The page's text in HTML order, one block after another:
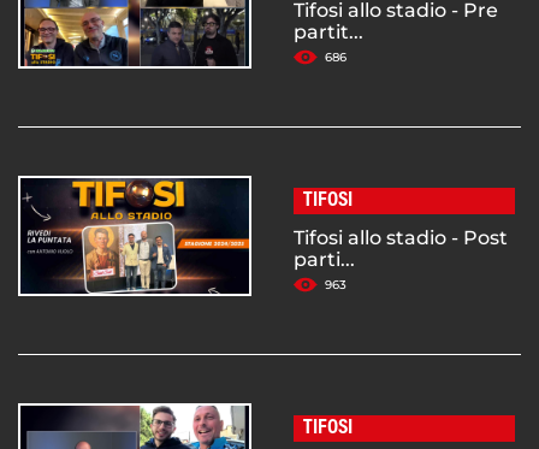
Tifosi allo stadio - Pre
partit...
686
TIFOSI
Tifosi allo stadio - Post
parti...
963
TIFOSI